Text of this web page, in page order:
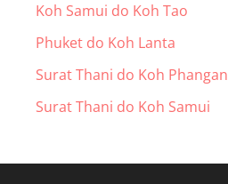
Koh Samui do Koh Tao
Phuket do Koh Lanta
Surat Thani do Koh Phangan
Surat Thani do Koh Samui